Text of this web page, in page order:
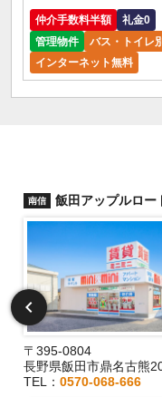
仲介手数料半額
礼金0
管理物件
バス・トイレ
インターネット無料
南信 飯田アップルロー
〒395-0804
長野県飯田市鼎名古熊
TEL：0570-068-666